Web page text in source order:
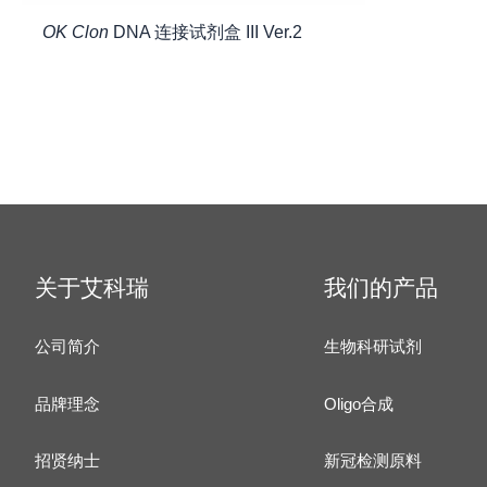
OK Clon DNA 连接试剂盒 III Ver.2
关于艾科瑞
公司简介
品牌理念
招贤纳士
我们的产品
生物科研试剂
Oligo合成
新冠检测原料